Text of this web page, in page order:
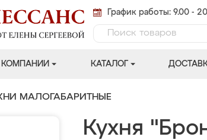
График работы: 9.00 -
КАТАЛОГ
МАЛОГАБАРИТНЫЕ
Кухня